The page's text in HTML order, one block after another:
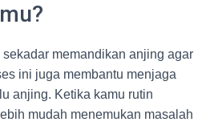
memandikan anjing agar
ini juga membantu menjaga
anjing. Ketika kamu rutin
mudah menemukan masalah